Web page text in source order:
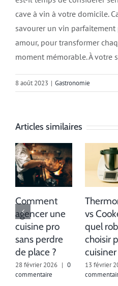
cave à vin à votre domicile.
savourer un vin parfaitement
amour, pour transformer
moment mémorable. À votre
8 août 2023 | Gastronomie
Articles similaires
Comment
agencer une
cuisine pro
sans perdre
de place ?
28 février 2026 | 0
commentaire
vs
quel
choisir
cuisiner
13 février